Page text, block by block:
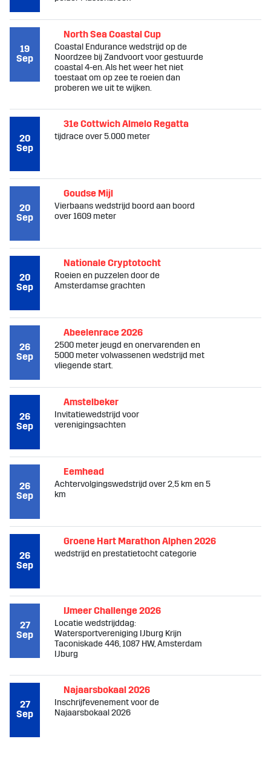
19
Sep
North Sea Coastal Cup
Coastal Endurance wedstrijd op de
Noordzee bij Zandvoort voor gestuurde
coastal 4-en. Als het weer het niet
toestaat om op zee te roeien dan
proberen we uit te wijken.
20
Sep
31e Cottwich Almelo Regatta
tijdrace over 5.000 meter
20
Sep
Goudse Mijl
Vierbaans wedstrijd boord aan boord
over 1609 meter
20
Sep
Nationale Cryptotocht
Roeien en puzzelen door de
Amsterdamse grachten
26
Sep
Abeelenrace 2026
2500 meter jeugd en onervarenden en
5000 meter volwassenen wedstrijd met
vliegende start.
26
Sep
Amstelbeker
Invitatiewedstrijd voor
verenigingsachten
26
Sep
Eemhead
Achtervolgingswedstrijd over 2,5 km en 5
km
26
Sep
Groene Hart Marathon Alphen 2026
wedstrijd en prestatietocht categorie
27
Sep
IJmeer Challenge 2026
Locatie wedstrijddag:
Watersportvereniging IJburg Krijn
Taconiskade 446, 1087 HW, Amsterdam
IJburg
27
Sep
Najaarsbokaal 2026
Inschrijfevenement voor de
Najaarsbokaal 2026